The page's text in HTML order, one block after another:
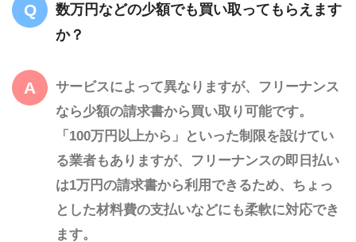
数万円などの少額でも買い取ってもらえます
か？
サービスによって異なりますが、フリーナンス
なら少額の請求書から買い取り可能です。
「100万円以上から」といった制限を設けてい
る業者もありますが、フリーナンスの即日払い
は1万円の請求書から利用できるため、ちょっ
とした材料費の支払いなどにも柔軟に対応でき
ます。